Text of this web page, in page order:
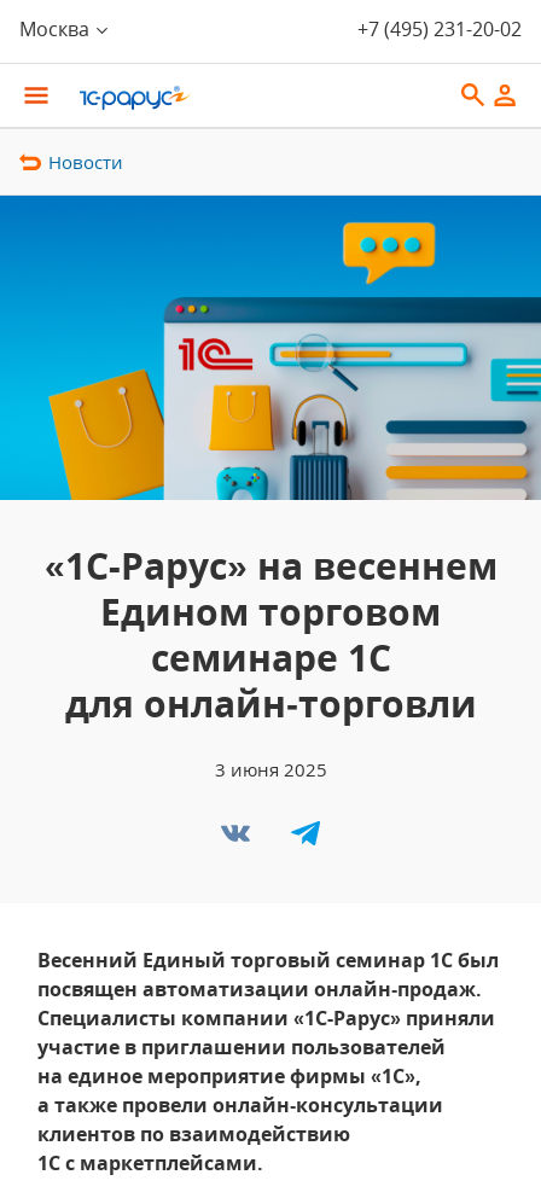
Москва +7 (495) 231-20-02
Новости
3 июня 2025
«1С-Рарус» на весеннем
Едином торговом
семинаре 1С
для онлайн‑торговли
Весенний Единый торговый семинар 1С был
посвящен автоматизации онлайн‑продаж.
Специалисты компании «1С-Рарус» приняли
участие в приглашении пользователей
на единое мероприятие фирмы «1С»,
а также провели онлайн‑консультации
клиентов по взаимодействию
1С с маркетплейсами.